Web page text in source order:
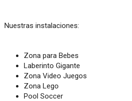
Nuestras instalaciones:
Zona para Bebes
Laberinto Gigante
Zona Video Juegos
Zona Lego
Pool Soccer